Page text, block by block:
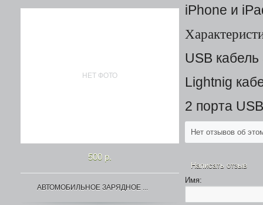
iPhone и
USB
Lightnig
2 порта
Нет отзывов об
Написать отзыв
Имя:
НЕТ ФОТО
500 р.
АВТОМОБИЛЬНОЕ ЗАРЯДНОЕ ...